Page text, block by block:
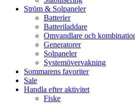
Ström & Solpaneler
Batterier
Batteriladdare
Omvandlare och
Generatorer
Solpaneler
Systemövervakning
Sommarens favoriter
Sale
Handla efter aktivitet
Fiske